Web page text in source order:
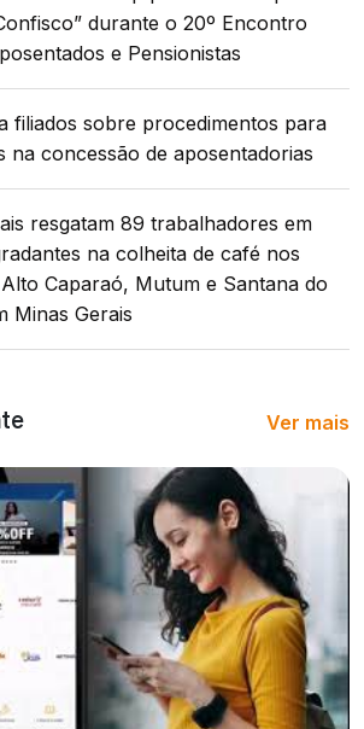
durante o 20º Encontro
e Pensionistas
filiados sobre procedimentos para
na concessão de aposentadorias
resgatam 89 trabalhadores em
na colheita de café nos
Caparaó, Mutum e Santana do
Minas Gerais
Ver mais